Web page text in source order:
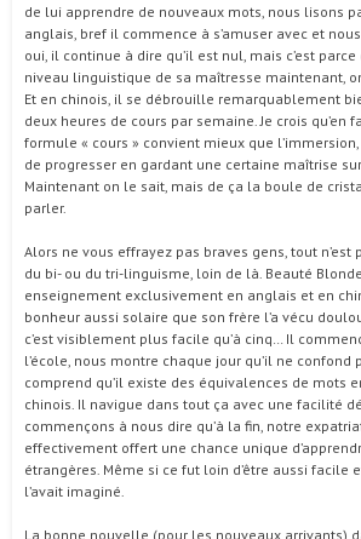
de lui apprendre de nouveaux mots, nous lisons
anglais, bref il commence à s’amuser avec et
oui, il continue à dire qu’il est nul, mais c’est
niveau linguistique de sa maîtresse maintenant,
Et en chinois, il se débrouille remarquablement
deux heures de cours par semaine. Je crois qu’en
formule « cours » convient mieux que
de progresser en gardant une certaine maîtrise
Maintenant on le sait, mais de ça la boule de
parler.
Alors ne vous effrayez pas braves gens, tout n’est
du bi- ou du tri-linguisme, loin de là. Beauté
enseignement exclusivement en anglais et en
bonheur aussi solaire que son frère l’a vécu
c’est visiblement plus facile qu’à cinq… Il
l’école, nous montre chaque jour qu’il ne confond
comprend qu’il existe des équivalences de mots
chinois. Il navigue dans tout ça avec une facilité
commençons à nous dire qu’à la fin, notre
effectivement offert une chance unique
étrangères. Même si ce fut loin d’être aussi facile
l’avait imaginé.
La bonne nouvelle (pour les nouveaux arrivants)